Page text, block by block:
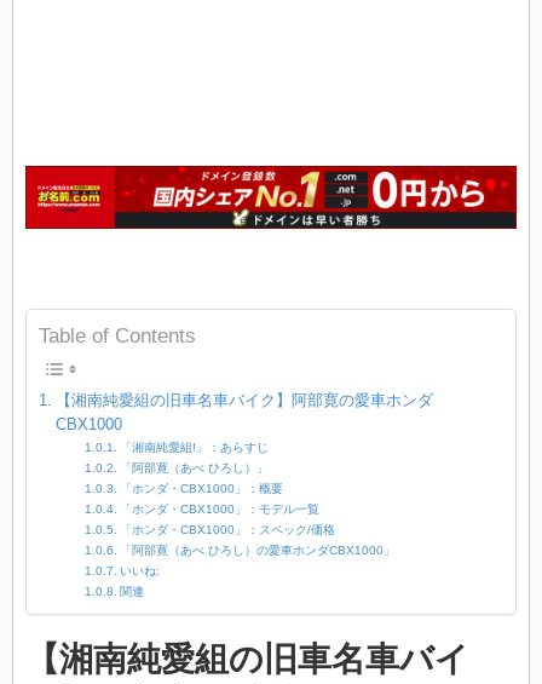
Table of Contents
【湘南純愛組の旧車名車バイク】阿部寛の愛車ホンダ
CBX1000
「湘南純愛組!」：あらすじ
「阿部寛（あべ ひろし）」
「ホンダ・CBX1000」：概要
「ホンダ・CBX1000」：モデル一覧
「ホンダ・CBX1000」：スペック/価格
「阿部寛（あべ ひろし）の愛車ホンダCBX1000」
いいね:
関連
【湘南純愛組の旧車名車バイ